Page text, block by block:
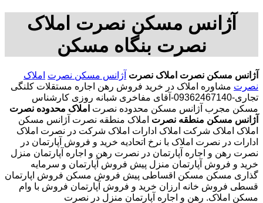
آژانس مسکن نصرت املاک
نصرت بنگاه مسکن
آژانس مسکن نصرت املاک نصرت آژانس مسکن نصرت املاک
نصرت مشاوره املاک در خرید فروش رهن اجاره مستقلات کلنگی
تجاری-09362467140-آقای مفاخری شبانه روزی کارشناس
مسکن مجرب آژانس مسکن محدوده نصرت املاک محدوده نصرت
آژانس مسکن منطقه نصرت املاک منطقه نصرت آژانس مسکن
املاک املاک شرکت املاک ادارات املاک شرکت در نصرت املاک
ادارات در نصرت املاک با نرخ اتحادیه خرید و فروش آپارتمان در
نصرت رهن و اجاره آپارتمان در نصرت رهن و اجاره آپارتمان منزل
خرید و فروش آپارتمان منزل پیش فروش آپارتمان و سرمایه
گذاری مسکن مسکن اقساطی پیش فروش مسکن فروش اپارتمان
قسطی فروش خانه ارزان خرید و فروش آپارتمان فروش با وام
مسکن املاک. رهن و اجاره آپارتمان منزل در نصرت